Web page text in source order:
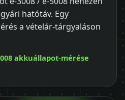
hatótáv. Egy
a vételár-tárgyaláson
akkuállapot-mérése